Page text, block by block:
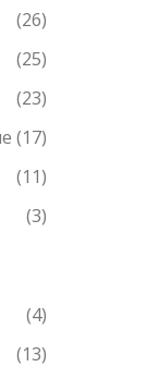
(26)
(25)
(23)
(17)
(11)
(3)
(4)
(13)